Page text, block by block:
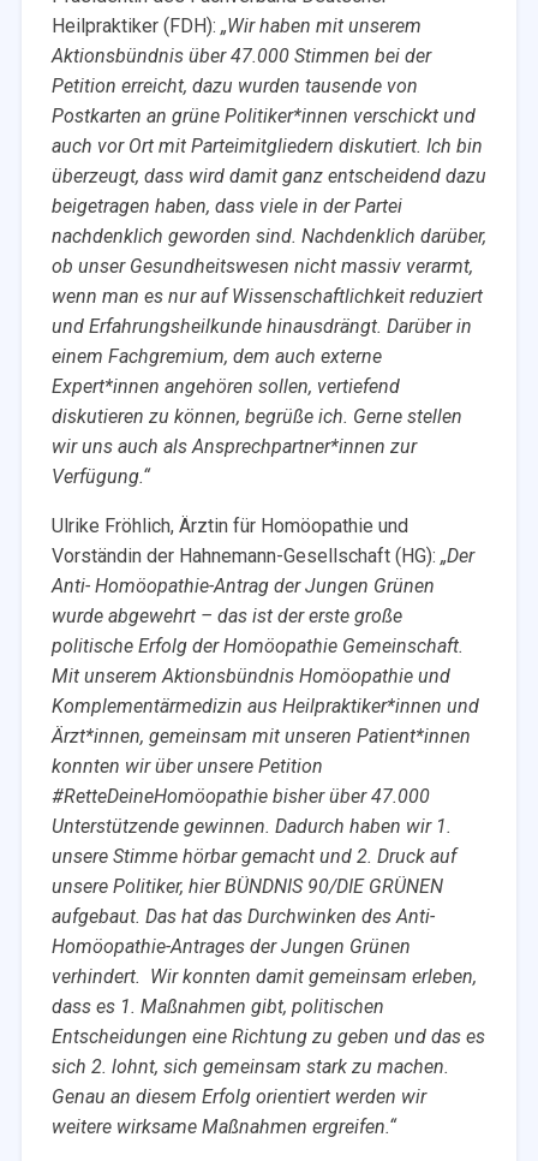
Heilpraktiker (FDH): „Wir haben mit unserem
Aktionsbündnis über 47.000 Stimmen bei der
Petition erreicht, dazu wurden tausende von
Postkarten an grüne Politiker*innen verschickt und
auch vor Ort mit Parteimitgliedern diskutiert. Ich bin
überzeugt, dass wird damit ganz entscheidend dazu
beigetragen haben, dass viele in der Partei
nachdenklich geworden sind. Nachdenklich darüber,
ob unser Gesundheitswesen nicht massiv verarmt,
wenn man es nur auf Wissenschaftlichkeit reduziert
und Erfahrungsheilkunde hinausdrängt. Darüber in
einem Fachgremium, dem auch externe
Expert*innen angehören sollen, vertiefend
diskutieren zu können, begrüße ich. Gerne stellen
wir uns auch als Ansprechpartner*innen zur
Verfügung.“
Ulrike Fröhlich, Ärztin für Homöopathie und
Vorständin der Hahnemann-Gesellschaft (HG): „Der
Anti- Homöopathie-Antrag der Jungen Grünen
wurde abgewehrt – das ist der erste große
politische Erfolg der Homöopathie Gemeinschaft.
Mit unserem Aktionsbündnis Homöopathie und
Komplementärmedizin aus Heilpraktiker*innen und
Ärzt*innen, gemeinsam mit unseren Patient*innen
konnten wir über unsere Petition
#RetteDeineHomöopathie bisher über 47.000
Unterstützende gewinnen. Dadurch haben wir 1.
unsere Stimme hörbar gemacht und 2. Druck auf
unsere Politiker, hier BÜNDNIS 90/DIE GRÜNEN
aufgebaut. Das hat das Durchwinken des Anti-
Homöopathie-Antrages der Jungen Grünen
verhindert. Wir konnten damit gemeinsam erleben,
dass es 1. Maßnahmen gibt, politischen
Entscheidungen eine Richtung zu geben und das es
sich 2. lohnt, sich gemeinsam stark zu machen.
Genau an diesem Erfolg orientiert werden wir
weitere wirksame Maßnahmen ergreifen.“